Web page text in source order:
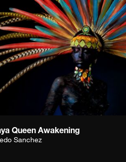
das Foto meiner Wunschliste hinzu
Queen Awakening
Sanchez